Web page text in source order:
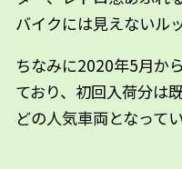
バイクには見えないル
ちなみに2020年5月か
ており、初回入荷分は
どの人気車両となってい